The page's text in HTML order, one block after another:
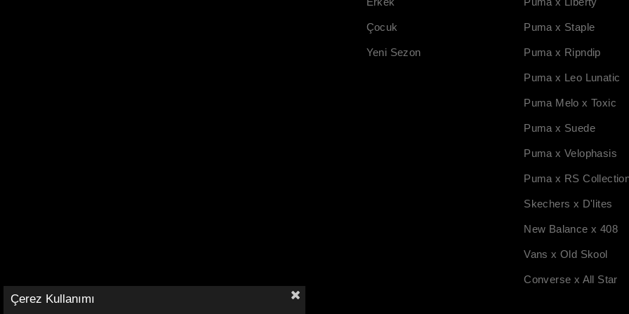
Çocuk
Yeni Sezon
Puma x Staple
Puma x Ripndip
Puma x Leo Lunatic
Puma Melo x Toxic
Puma x Suede
Puma x Velophasis
Puma x RS
Skechers x D'lites
New Balance x 408
Vans x Old Skool
Converse x All Star
Çerez Kullanımı